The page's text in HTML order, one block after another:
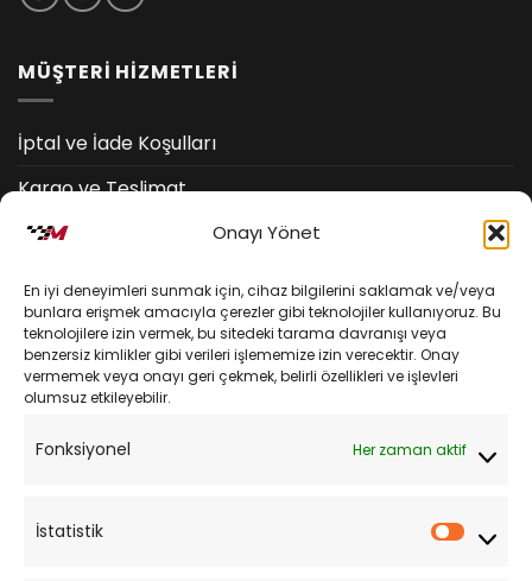
Onayı Yönet
En iyi deneyimleri sunmak için, cihaz bilgilerini saklamak ve/veya
bunlara erişmek amacıyla çerezler gibi teknolojiler kullanıyoruz. Bu
teknolojilere izin vermek, bu sitedeki tarama davranışı veya
benzersiz kimlikler gibi verileri işlememize izin verecektir. Onay
vermemek veya onayı geri çekmek, belirli özellikleri ve işlevleri
olumsuz etkileyebilir.
Fonksiyonel Her zaman aktif
İstatistik
MÜŞTERİ HİZMETLERİ
İptal ve İade Koşulları
Kargo ve Teslimat
Kişisel Verilerin Korunması
Mesafeli Satış Sözleşmesi
YARDIM
Sipariş Takibi